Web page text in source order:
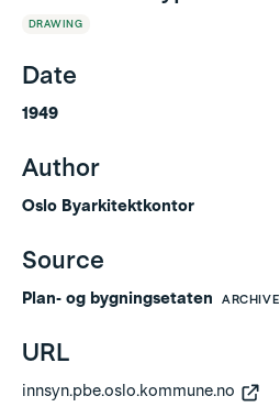
DRAWING
Date
1949
Author
Oslo Byarkitektkontor
Source
Plan- og bygningsetaten ARCHIVE
URL
innsyn.pbe.oslo.kommune.no